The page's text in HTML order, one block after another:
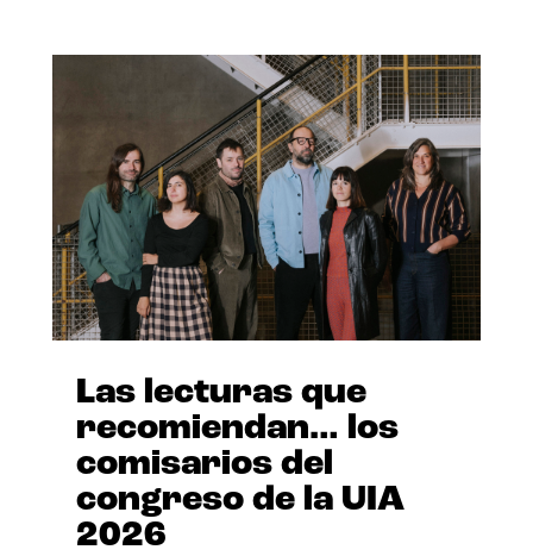
Las lecturas que
recomiendan… los
comisarios del
congreso de la UIA
2026